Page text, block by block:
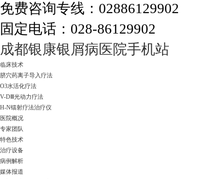
走进成都：满足您的治愈需求
免费咨询专线：02886129902
固定电话：028-86129902
成都银康银屑病医院手机站
临床技术
脐穴药离子导入疗法
O3水活化疗法
V-DⅢ光动力疗法
H-N镭射疗法治疗仪
医院概况
专家团队
特色技术
治疗设备
病例解析
媒体报道